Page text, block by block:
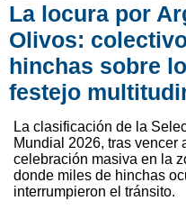
La locura por
Olivos:
hinchas sobre
festejo
La clasificación de la
Mundial 2026, tras vencer
celebración masiva en la
donde miles de hinchas
interrumpieron el tránsito.